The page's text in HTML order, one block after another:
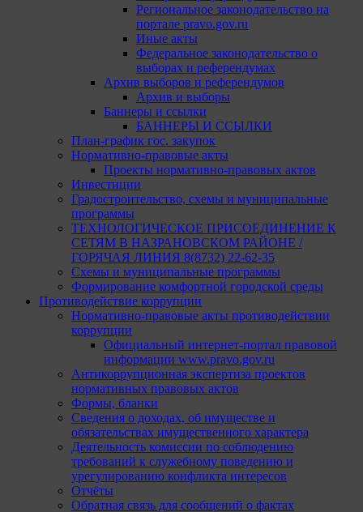
Региональное законодательство на
портале pravo.gov.ru
Иные акты
Федеральное законодательство о
выборах и референдумах
Архив выборов и референдумов
Архив и выборы
Баннеры и ссылки
БАННЕРЫ И ССЫЛКИ
План-график гос. закупок
Нормативно-правовые акты
Проекты нормативно-правовых актов
Инвестиции
Градостроительство, схемы и муниципальные
программы
ТЕХНОЛОГИЧЕСКОЕ ПРИСОЕДИНЕНИЕ К
СЕТЯМ В НАЗРАНОВСКОМ РАЙОНЕ /
ГОРЯЧАЯ ЛИНИЯ 8(8732) 22-62-35
Схемы и муниципальные программы
Формирование комфортной городской среды
Противодействие коррупции
Нормативно-правовые акты противодействии
коррупции
Официальный интернет-портал правовой
информации www.pravo.gov.ru
Антикоррупционная экспертиза проектов
нормативных правовых актов
Формы, бланки
Сведения о доходах, об имуществе и
обязательствах имущественного характера
Деятельность комиссии по соблюдению
требований к служебному поведению и
урегулированию конфликта интересов
Отчёты
Обратная связь для сообщений о фактах